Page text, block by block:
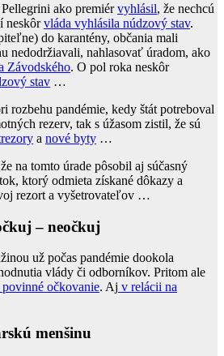
ako premiérvyhlásil, že nechcú
neskôrvláda vyhlásila núdzový stav.
do karantény, občania mali
nedodržiavali, nahlasovať úradom, ako
Závodského. O pol roka neskôr
stav …
rozbehu pandémie, kedy štát potreboval
rezerv, tak s úžasom zistil, že sú
a nové byty …
na tomto úrade pôsobil aj súčasný
ktorý odmieta získané dôkazy a
rezort a vyšetrovateľov …
– neočkuj
už počas pandémie dookola
vlády či odborníkov. Pritom ale
očkovanie. Aj v relácii na
menšinu